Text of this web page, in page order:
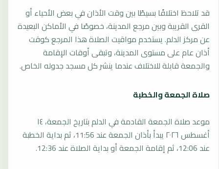
قد تلاحظ اختلافًا بسيطًا بين وقت الأذان في بعض الأحياء أو
القرى القريبة وبين مرجع المدينة، خصوصًا في الأماكن البعيدة
عن مركز الدلم. يستخدم مواقيت الصلاة هذا المرجع كوقت
أذان عام على مستوى المدينة، وتبقى أوقات الإقامة
والجمعة قابلة للاختلاف عندما ينشر كل مسجد جدوله الخاص.
صلاة الجمعة والخطبة
موعد صلاة الجمعة القادمة في الدلم بتاريخ الجمعة، ١٤
أغسطس ٢٠٢٦ يبدأ بأذان الجمعة عند 11:56، ثم بداية الخطبة
عند 12:06، ثم إقامة الجمعة أو بداية الصلاة عند 12:36.